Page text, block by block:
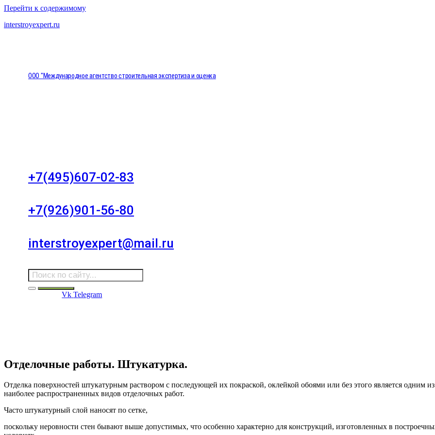
Перейти к содержимому
interstroyexpert.ru
ООО "Международное агентство строительная экспертиза и оценка
+7(495)607-02-83
+7(926)901-56-80
interstroyexpert@mail.ru
Vk Telegram
Отделочные работы. Штукатурка.
Отделка поверхностей штукатурным раствором с последующей их покраской, оклейкой обоями или без этого является одним из
наиболее распространенных видов отделочных работ.
Часто штукатурный слой наносят по сетке,
поскольку неровности стен бывают выше допустимых, что особенно характерно для конструкций, изготовленных в